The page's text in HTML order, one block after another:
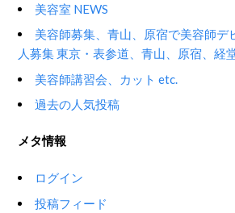
美容室 NEWS
美容師募集、青山、原宿で美容師デ
人募集 東京・表参道、青山、原宿、
美容師講習会、カット etc.
過去の人気投稿
メタ情報
ログイン
投稿フィード